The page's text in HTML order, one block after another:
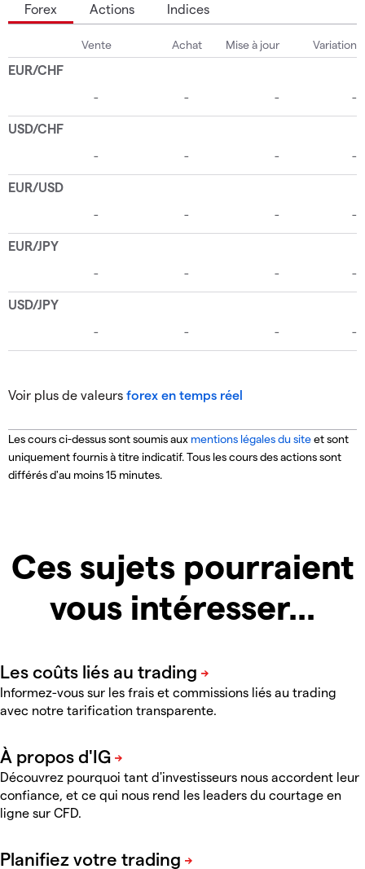
Forex Actions Indices
Voir plus de valeurs forex en temps réel
Les cours ci-dessus sont soumis aux mentions légales du siteet sont
uniquement fournis à titre indicatif.Tous les cours des actions sont
différés d'au moins 15 minutes.
Ces sujets pourraient
vous intéresser...
Informez-vous sur les frais et commissions liés au trading
avec notre tarification transparente.
Découvrez pourquoi tant d'investisseurs nous accordent leur
confiance, et ce qui nous rend les leaders du courtage en
ligne sur CFD.